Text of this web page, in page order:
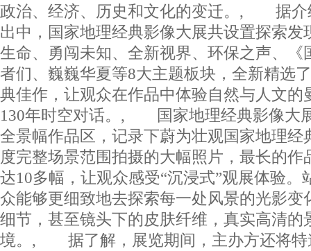
政治、经济、历史和文化的变迁。, 据介
出中，国家地理经典影像大展共设置探索发
生命、勇闯未知、全新视界、环保之声、《
者们、巍巍华夏等8大主题板块，全新精选
典佳作，让观众在作品中体验自然与人文的
130年时空对话。, 国家地理经典影像大
全景幅作品区，记录下蔚为壮观国家地理经
度完整场景范围拍摄的大幅照片，最长的作
达10多幅，让观众感受“沉浸式”观展体验。
众能够更细致地去探索每一处风景的光影变
细节，甚至镜头下的皮肤纤维，真实高清的
境。, 据了解，展览期间，主办方还将特